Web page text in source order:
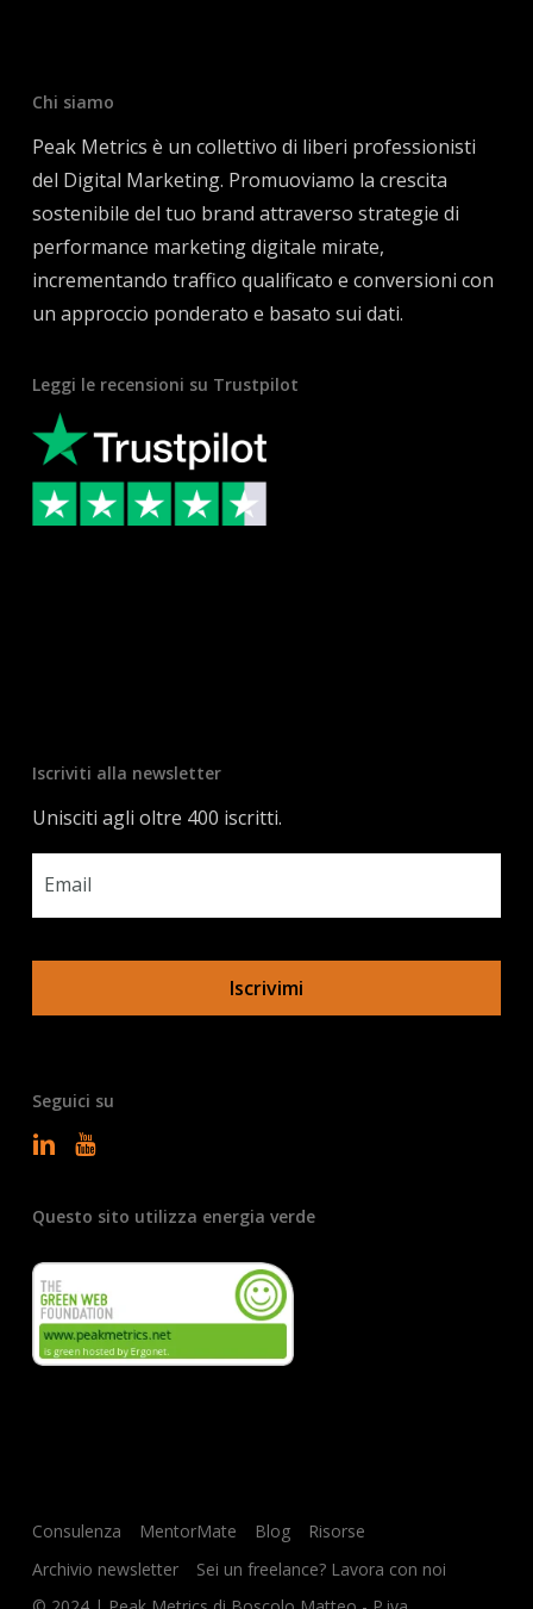
Chi siamo
Peak Metrics è un collettivo di liberi professionisti
del Digital Marketing. Promuoviamo la crescita
sostenibile del tuo brand attraverso strategie di
performance marketing digitale mirate,
incrementando traffico qualificato e conversioni con
un approccio ponderato e basato sui dati.
Leggi le recensioni su Trustpilot
Iscriviti alla newsletter
Unisciti agli oltre 400 iscritti.
Email
Seguici su
Questo sito utilizza energia verde
Consulenza MentorMate Blog
Risorse
Archivio newsletter
Sei un freelance? Lavora con noi